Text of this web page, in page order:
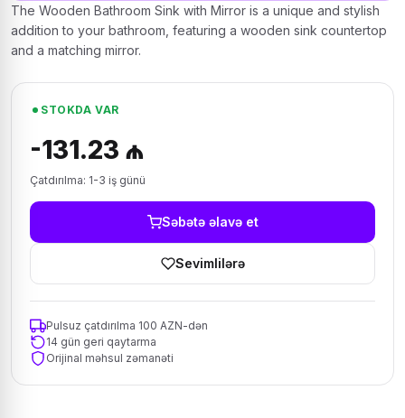
The Wooden Bathroom Sink with Mirror is a unique and stylish
addition to your bathroom, featuring a wooden sink countertop
and a matching mirror.
STOKDA VAR
-131.23 ₼
Çatdırılma: 1-3 iş günü
Səbətə əlavə et
Sevimlilərə
Pulsuz çatdırılma 100 AZN-dən
14 gün geri qaytarma
Orijinal məhsul zəmanəti